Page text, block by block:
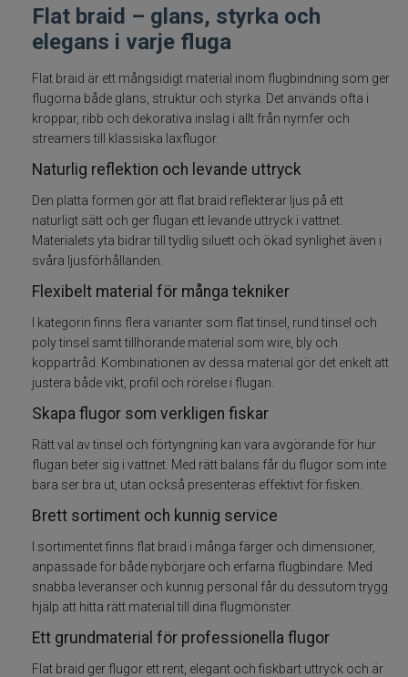
Tillbehör
Flugbindning
Bindtråd
Dubbing
Fjäder
Flash och Fiber
Floss
Flugkrok
Foam
Gäddflugfiske
Hackel nackar
Havsöring Lax
Huvuden ögon
Hår skinn Zonkers
Marc Petitjean
Flat braid – glans, styrka och
elegans i varje fluga
Flat braid är ett mångsidigt material inom flugbindning som ger
flugorna både glans, struktur och styrka. Det används ofta i
kroppar, ribb och dekorativa inslag i allt från nymfer och
streamers till klassiska laxflugor.
Naturlig reflektion och levande uttryck
Den platta formen gör att flat braid reflekterar ljus på ett
naturligt sätt och ger flugan ett levande uttryck i vattnet.
Materialets yta bidrar till tydlig siluett och ökad synlighet även i
svåra ljusförhållanden.
Flexibelt material för många tekniker
I kategorin finns flera varianter som flat tinsel, rund tinsel och
poly tinsel samt tillhörande material som wire, bly och
koppartråd. Kombinationen av dessa material gör det enkelt att
justera både vikt, profil och rörelse i flugan.
Skapa flugor som verkligen fiskar
Rätt val av tinsel och förtyngning kan vara avgörande för hur
flugan beter sig i vattnet. Med rätt balans får du flugor som inte
bara ser bra ut, utan också presenteras effektivt för fisken.
Brett sortiment och kunnig service
I sortimentet finns flat braid i många färger och dimensioner,
anpassade för både nybörjare och erfarna flugbindare. Med
snabba leveranser och kunnig personal får du dessutom trygg
hjälp att hitta rätt material till dina flugmönster.
Ett grundmaterial för professionella flugor
Flat braid ger flugor ett rent, elegant och fiskbart uttryck och är